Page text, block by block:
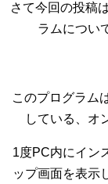
さて今回の投稿
ラムについ
このプログラムは
している、オ
1度PC内にイン
ップ画面を表示